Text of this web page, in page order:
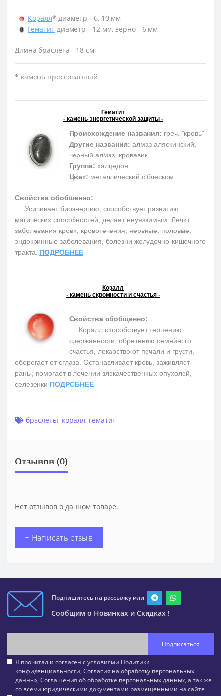
- Коралл* диаметр - 6, 10 мм
-
Гематит диаметр - 12 мм, зерно - 6 мм
Длина браслета - 18 см
* камень прессованный
Гематит
- камень энергетической защиты -
Происхождение названия: греч. "кровь"
Другие названия: алмаз аляскинский,
черный алмаз, кровавик
Группа: халцедон
Цвет: металлический с блеском
Свойства обобщенно:
Усиливает биоэнергию, способствует развитию
магических способностей, делает неуязвимым. Лечит
заболевания крови, кровотечения, нервные, половые,
эндокринные заболевания, болезни желудочно-кишечного
тракта. ПОДРОБНЕЕ
Коралл
- камень скромности и счастья -
Свойства обобщенно:
Коралл способствует терпению,
сдержанности, обретению семейного
счастья, лекарство от печали и грусти,
оберегает от сглаза. Останавливает кровь, заживляет
раны, помогает в лечении злокачественных опухолей,
селезенки ПОДРОБНЕЕ
браслеты, коралл, гематит
Отзывов (0)
Нет отзывов о данном товаре.
+ Написать отзыв
Подпишитесь на рассылку или
Сообщим о Новинках и Скидках !
Подписаться
Я прочитал и согласен с условиями Политики
конфиденциальности, Согласия на обработку персональных
данных, Соглашения об обработке персональных данных, а так же
со всеми юридическими документами размещенными на сайте